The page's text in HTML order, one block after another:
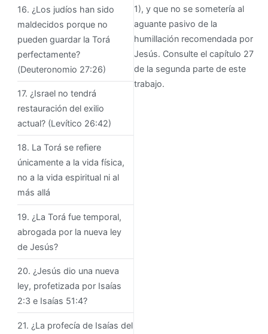
1), y que no se sometería al
aguante pasivo de la
humillación recomendada por
Jesús. Consulte el capítulo 27
de la segunda parte de este
trabajo.
16. ¿Los judíos han sido
maldecidos porque no
pueden guardar la Torá
perfectamente?
(Deuteronomio 27:26)
17. ¿Israel no tendrá
restauración del exilio
actual? (Levítico 26:42)
18. La Torá se refiere
únicamente a la vida física,
no a la vida espiritual ni al
más allá
19. ¿La Torá fue temporal,
abrogada por la nueva ley
de Jesús?
20. ¿Jesús dio una nueva
ley, profetizada por Isaías
2:3 e Isaías 51:4?
21. ¿La profecía de Isaías del